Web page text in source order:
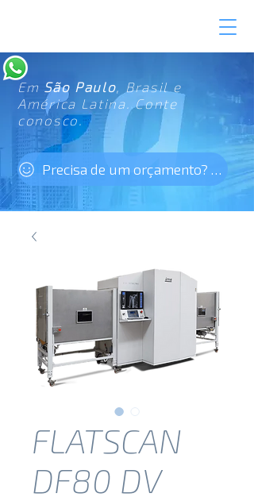
Em São Paulo, Brasil e
América Latina. Conte
conosco.
Precisa de um orçamento? Clique aqui!
FLATSCAN
DF80 DV